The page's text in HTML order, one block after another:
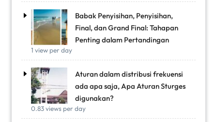
Babak Penyisihan, Penyisihan,
Final, dan Grand Final: Tahapan
Penting dalam Pertandingan
1 view per day
Aturan dalam distribusi frekuensi
ada apa saja, Apa Aturan Sturges
digunakan?
0.83 views per day